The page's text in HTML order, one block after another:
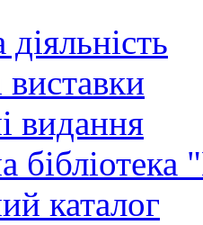
виставки
видання
каталог